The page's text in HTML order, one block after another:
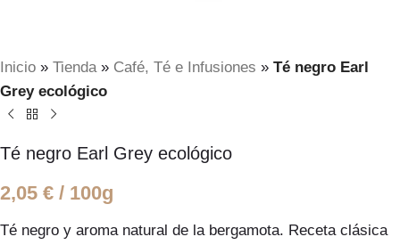
Inicio » Tienda» Café, Té e Infusiones » Té negro Earl
Grey ecológico
Té negro Earl Grey ecológico
2,05 € / 100g
Té negro y aroma natural de la bergamota. Receta clásica